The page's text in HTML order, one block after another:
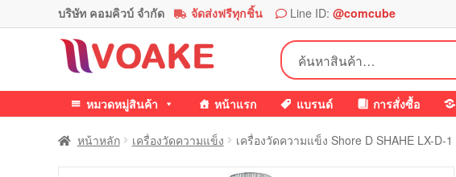
บริษัท คอมคิวบ์ จำกัด จัดส่งฟรีทุกชิ้น Line ID: @comcube
Skip
to
Skip
to
ค้นหา:
หมวดหมู่สินค้า หน้าแรก แบรนด์ การสั่งซื้อ
หน้าหลัก เครื่องวัดความแข็ง เครื่องวัดความแข็ง Shore D SHAHE LX-D-1